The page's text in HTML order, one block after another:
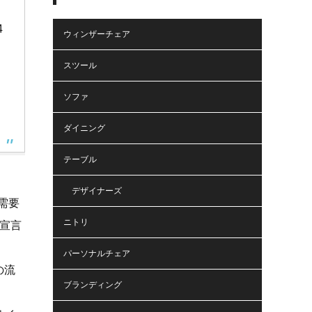
要
言
流
ウィンザーチェア
スツール
ソファ
ダイニング
テーブル
デザイナーズ
ニトリ
パーソナルチェア
ブランディング